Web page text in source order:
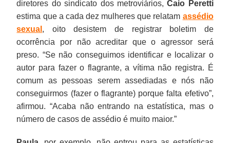
diretores do sindicato dos metroviários, Caio Peretti
estima que a cada dez mulheres que relatam assédio
sexual , oito desistem de registrar boletim de
ocorrência por não acreditar que o agressor será
preso. “Se não conseguimos identificar e localizar o
autor para fazer o flagrante, a vítima não registra. É
comum as pessoas serem assediadas e nós não
conseguirmos (fazer o flagrante) porque falta efetivo”,
afirmou. “Acaba não entrando na estatística, mas o
número de casos de assédio é muito maior.”